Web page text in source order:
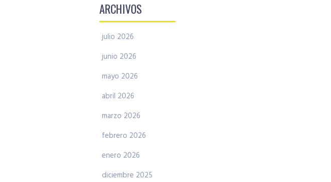
ARCHIVOS
julio 2026
junio 2026
mayo 2026
abril 2026
marzo 2026
febrero 2026
enero 2026
diciembre 2025